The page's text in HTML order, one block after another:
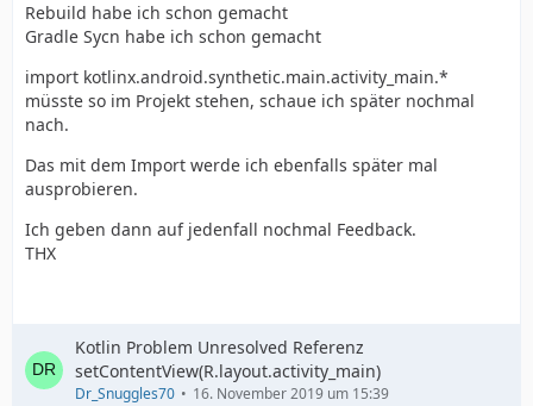
Rebuild habe ich schon gemacht
Gradle Sycn habe ich schon gemacht
import kotlinx.android.synthetic.main.activity_main.*
müsste so im Projekt stehen, schaue ich später nochmal
nach.
Das mit dem Import werde ich ebenfalls später mal
ausprobieren.
Ich geben dann auf jedenfall nochmal Feedback.
THX
Kotlin Problem Unresolved Referenz
setContentView(R.layout.activity_main)
Dr_Snuggles70 16. November 2019 um 15:39